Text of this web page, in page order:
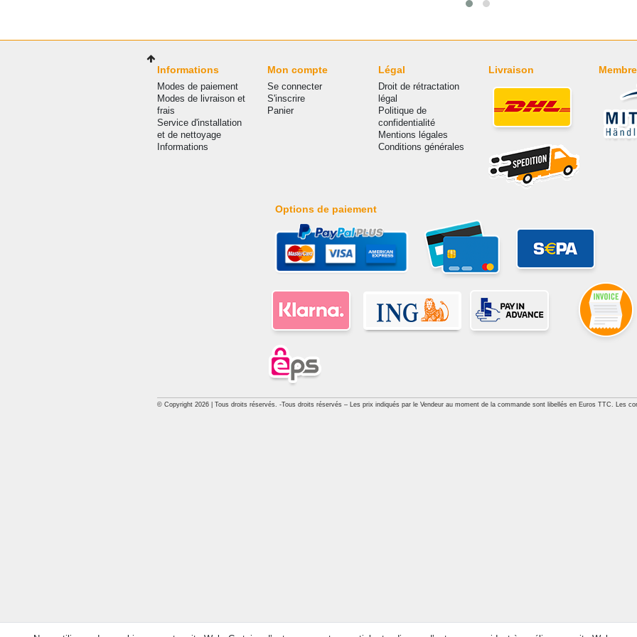
Informations
Modes de paiement
Modes de livraison et
frais
Service d'installation
et de nettoyage
Informations
Mon compte
Se connecter
S'inscrire
Panier
Légal
Droit de rétractation
légal
Politique de
confidentialité
Mentions légales
Conditions générales
Livraison
Options de paiement
© Copyright 2026 | Tous droits réservés. -Tous droits réservés – Les prix indiqués par le Vendeur au moment de la commande sont libellés en Euros TTC. Les